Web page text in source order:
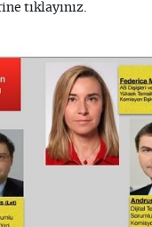
tıklayınız.